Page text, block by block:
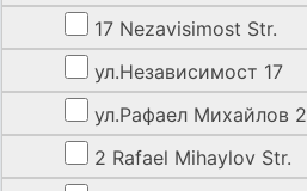
17 Nezavisimost Str.
ул.Независимост 17
ул.Рафаел Михайлов 2
2 Rafael Mihaylov Str.